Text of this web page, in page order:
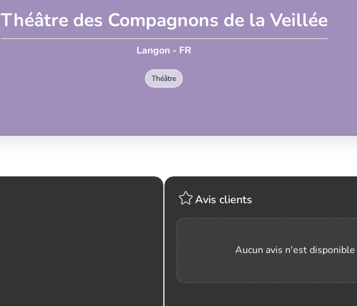
Théâtre des Compagnons de la Veillée
Langon - FR
Théâtre
Avis clients
Aucun avis n'est